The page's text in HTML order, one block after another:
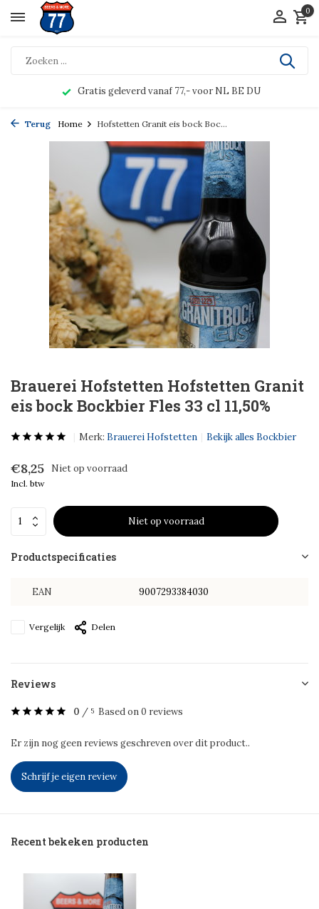
0
Gratis geleverd vanaf 77,- voor NL BE DU
Terug Home Hofstetten Granit eis bock Boc...
Brauerei Hofstetten Hofstetten Granit
eis bock Bockbier Fles 33 cl 11,50%
Merk: Brauerei Hofstetten Bekijk alles Bockbier
€8,25 Niet op voorraad
Incl. btw
Niet op voorraad
Productspecificaties
EAN 9007293384030
Vergelijk Delen
Reviews
0 / 5 Based on 0 reviews
Er zijn nog geen reviews geschreven over dit product..
Schrijf je eigen review
Recent bekeken producten